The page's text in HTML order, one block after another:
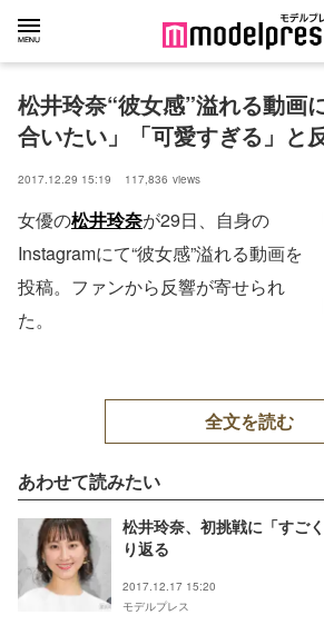
松井玲奈“彼女感”溢れる動画
合いたい」「可愛すぎる」と
2017.12.29 15:19 117,836 views
女優の松井玲奈が29日、自身の
Instagramにて“彼女感”溢れる動画を
投稿。ファンから反響が寄せられ
た。
全文を読む
あわせて読みたい
松井玲奈、初挑戦に「すご
り返る
2017.12.17 15:20
モデルプレス